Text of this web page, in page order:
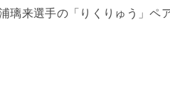
璃来選手の「りくりゅう」ペ